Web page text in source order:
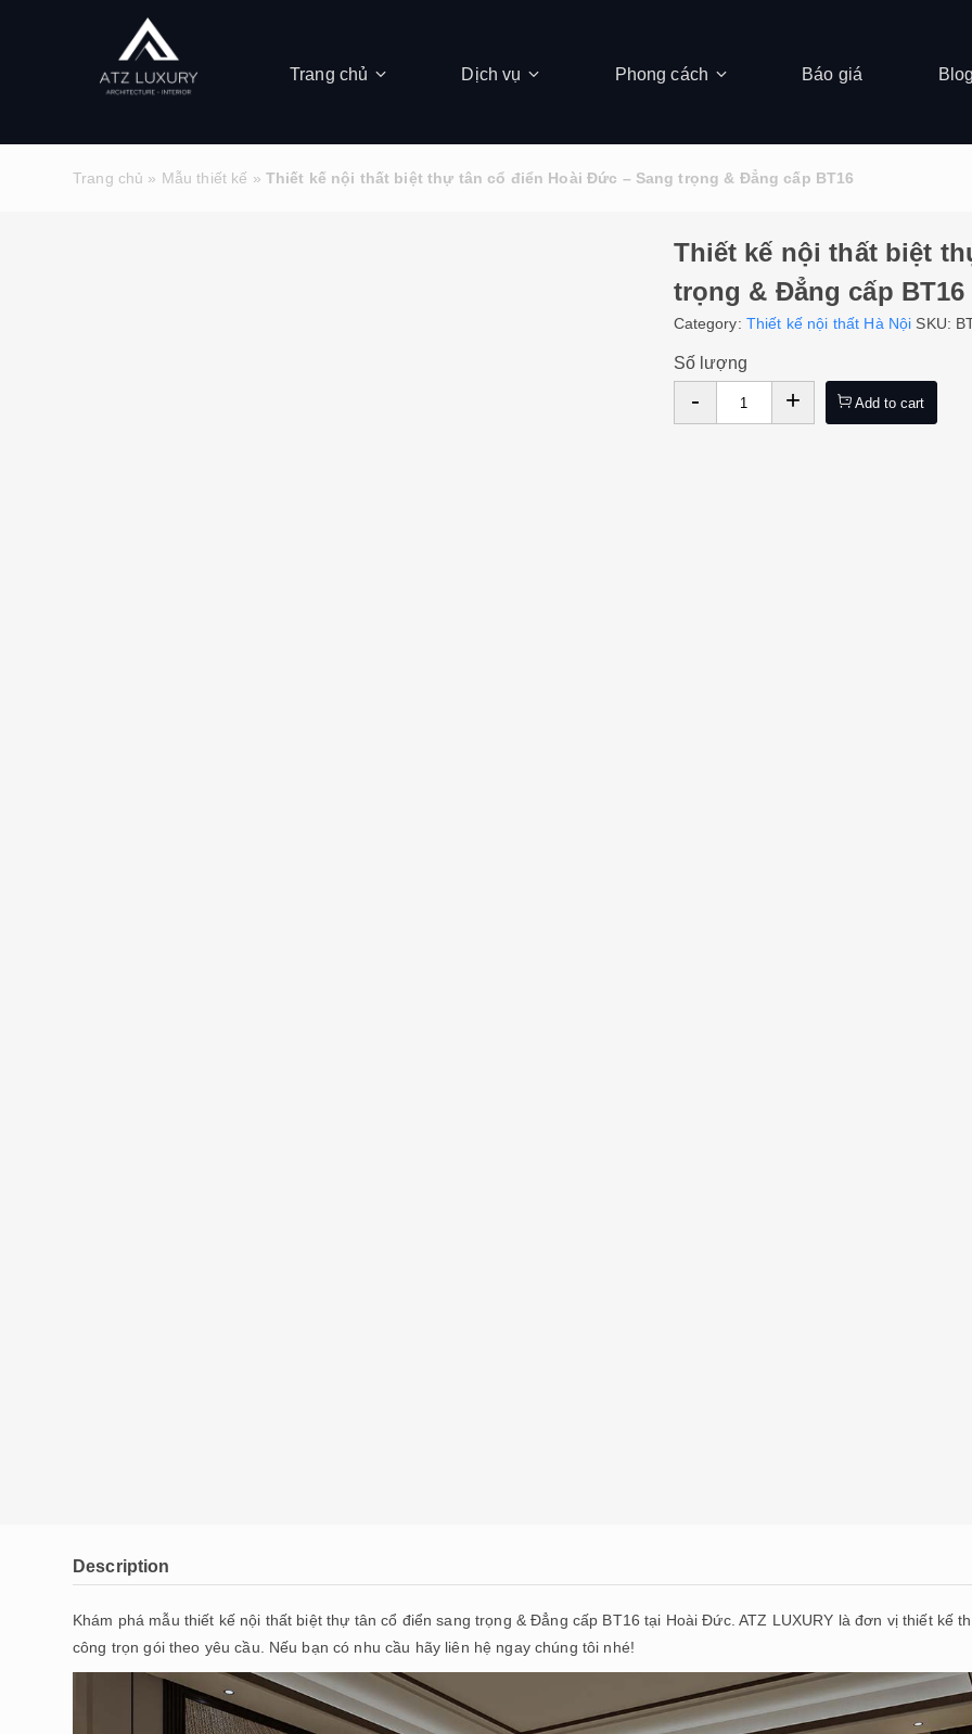
Trang chủ Dịch vụ Phong cách Báo giá
Trang chủ » Mẫu thiết kế » Thiết kế nội thất biệt thự tân cổ điển Hoài Đức – Sang trọng & Đẳng cấp BT16
Thiết kế nội thất biệt
trọng & Đẳng cấp BT16
Category: Thiết kế nội thất Hà Nội SKU:
Số lượng
- + Add to cart
Description
Khám phá mẫu thiết kế nội thất biệt thự tân cổ điển sang trọng & Đẳng cấp BT16 tại Hoài Đức. ATZ LUXURY là đơn vị thiết kế
công trọn gói theo yêu cầu. Nếu bạn có nhu cầu hãy liên hệ ngay chúng tôi nhé!